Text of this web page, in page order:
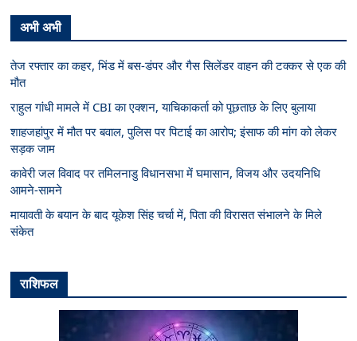
अभी अभी
तेज रफ्तार का कहर, भिंड में बस-डंपर और गैस सिलेंडर वाहन की टक्कर से एक की
मौत
राहुल गांधी मामले में CBI का एक्शन, याचिकाकर्ता को पूछताछ के लिए बुलाया
शाहजहांपुर में मौत पर बवाल, पुलिस पर पिटाई का आरोप; इंसाफ की मांग को लेकर
सड़क जाम
कावेरी जल विवाद पर तमिलनाडु विधानसभा में घमासान, विजय और उदयनिधि
आमने-सामने
मायावती के बयान के बाद यूकेश सिंह चर्चा में, पिता की विरासत संभालने के मिले
संकेत
राशिफल